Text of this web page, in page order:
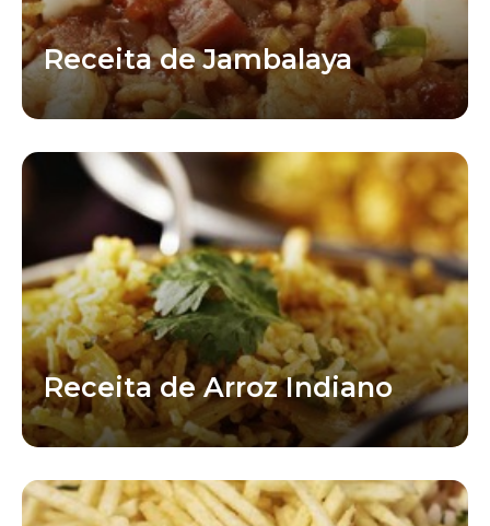
Receita de Jambalaya
Receita de Arroz Indiano